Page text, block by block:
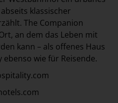
klassischer
The Companion
an dem das Leben mit
kann – als offenes Haus
wie für Reisende.